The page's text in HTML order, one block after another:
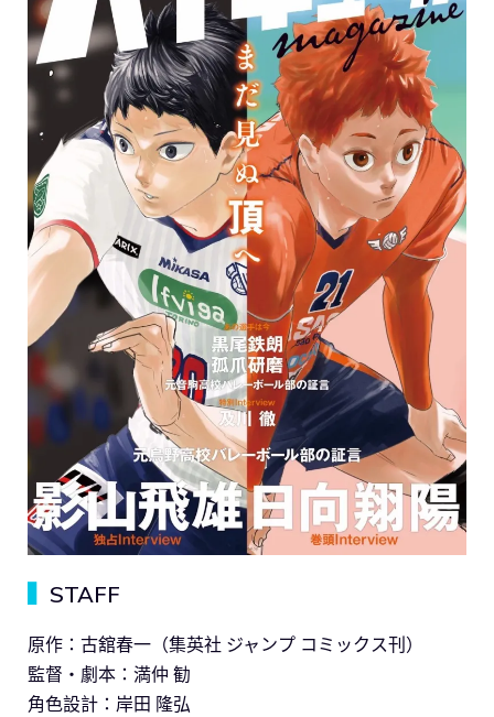
STAFF
原作：古舘春一（集英社 ジャンプ コミックス刊）
監督・劇本：満仲 勧
角色設計：岸田 隆弘